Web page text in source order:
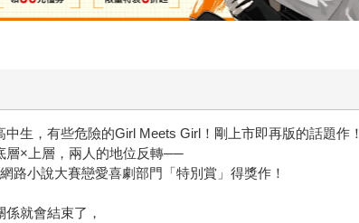
生，有些危險的Girl Meets Girl！剛上市即再版的話題作！
層×上層，兩人的地位反轉──
路小說大賽戀愛喜劇部門「特別賞」得獎作！
就會結束了，